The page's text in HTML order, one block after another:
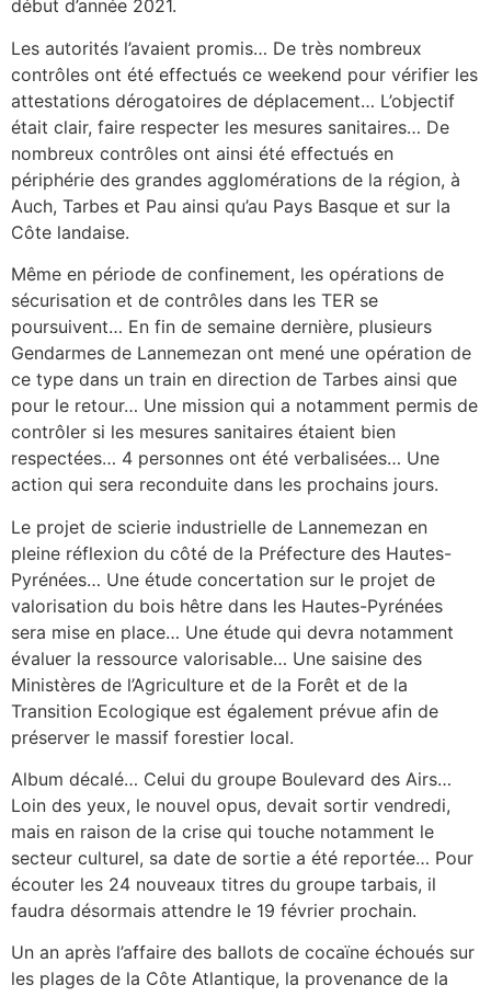
début d’année 2021.
Les autorités l’avaient promis… De très nombreux
contrôles ont été effectués ce weekend pour vérifier les
attestations dérogatoires de déplacement… L’objectif
était clair, faire respecter les mesures sanitaires… De
nombreux contrôles ont ainsi été effectués en
périphérie des grandes agglomérations de la région, à
Auch, Tarbes et Pau ainsi qu’au Pays Basque et sur la
Côte landaise.
Même en période de confinement, les opérations de
sécurisation et de contrôles dans les TER se
poursuivent… En fin de semaine dernière, plusieurs
Gendarmes de Lannemezan ont mené une opération de
ce type dans un train en direction de Tarbes ainsi que
pour le retour… Une mission qui a notamment permis de
contrôler si les mesures sanitaires étaient bien
respectées… 4 personnes ont été verbalisées… Une
action qui sera reconduite dans les prochains jours.
Le projet de scierie industrielle de Lannemezan en
pleine réflexion du côté de la Préfecture des Hautes-
Pyrénées… Une étude concertation sur le projet de
valorisation du bois hêtre dans les Hautes-Pyrénées
sera mise en place… Une étude qui devra notamment
évaluer la ressource valorisable… Une saisine des
Ministères de l’Agriculture et de la Forêt et de la
Transition Ecologique est également prévue afin de
préserver le massif forestier local.
Album décalé… Celui du groupe Boulevard des Airs…
Loin des yeux, le nouvel opus, devait sortir vendredi,
mais en raison de la crise qui touche notamment le
secteur culturel, sa date de sortie a été reportée… Pour
écouter les 24 nouveaux titres du groupe tarbais, il
faudra désormais attendre le 19 février prochain.
Un an après l’affaire des ballots de cocaïne échoués sur
les plages de la Côte Atlantique, la provenance de la